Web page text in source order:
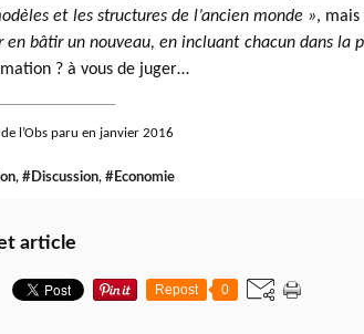
et les structures de l’ancien monde »,
en bâtir un nouveau, en incluant chacun dans la
? à vous de juger…
l’Obs paru en janvier 2016
, #Discussion, #Economie
article
Repost 0